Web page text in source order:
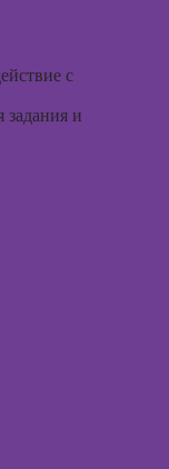
с
задания и